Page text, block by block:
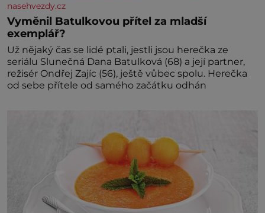
nasehvezdy.cz
Vyměnil Batulkovou přítel za mladší
exemplář?
Už nějaký čas se lidé ptali, jestli jsou herečka ze
seriálu Slunečná Dana Batulková (68) a její partner,
režisér Ondřej Zajíc (56), ještě vůbec spolu. Herečka
od sebe přítele od samého začátku odhán